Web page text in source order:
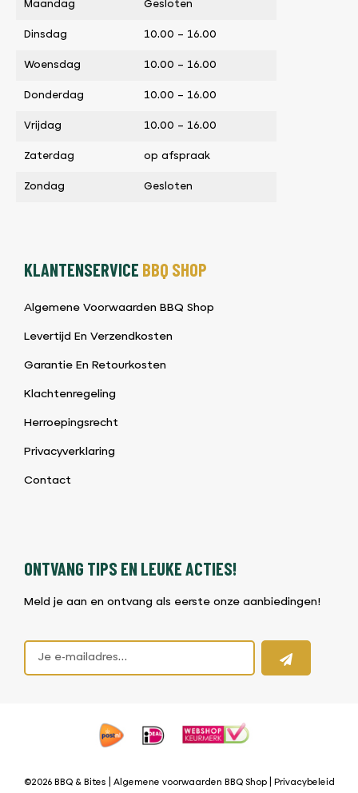
Maandag Gesloten
Dinsdag 10.00 – 16.00
Woensdag 10.00 – 16.00
Donderdag 10.00 – 16.00
Vrijdag 10.00 – 16.00
Zaterdag op afspraak
Zondag Gesloten
KLANTENSERVICE BBQ SHOP
Algemene Voorwaarden BBQ Shop
Levertijd En Verzendkosten
Garantie En Retourkosten
Klachtenregeling
Herroepingsrecht
Privacyverklaring
Contact
ONTVANG TIPS EN LEUKE ACTIES!
Meld je aan en ontvang als eerste onze aanbiedingen!
©2026 BBQ & Bites | Algemene voorwaarden BBQ Shop| Privacybeleid